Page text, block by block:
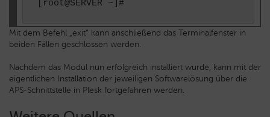
Mit dem Befehl „exit“ kann anschließend das Terminalfenster in
beiden Fällen geschlossen werden.
Nachdem das Modul nun erfolgreich installiert wurde, kann mit der
eigentlichen Installation der jeweiligen Softwarelösung über die
APS-Schnittstelle in Plesk fortgefahren werden.